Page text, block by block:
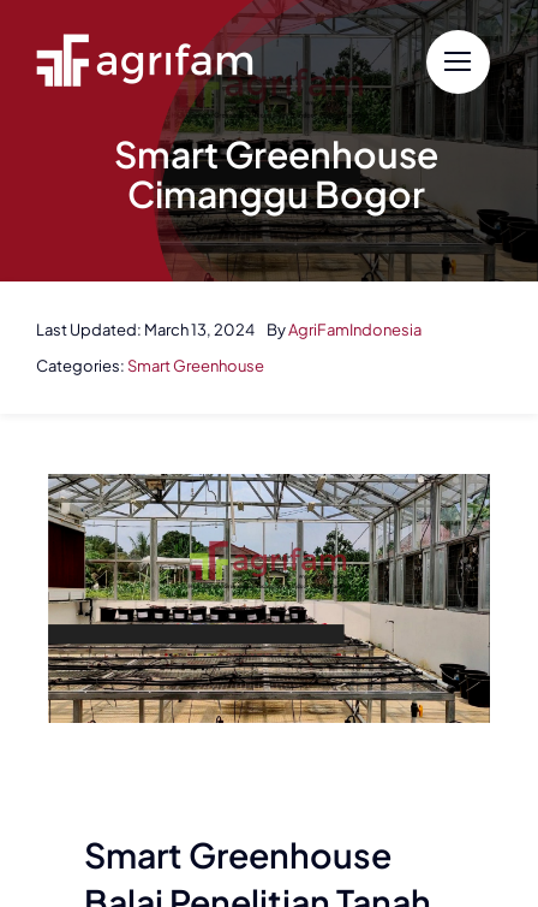
content
Smart Greenhouse
Cimanggu Bogor
Last Updated: March 13, 2024 ByAgriFamIndonesia
Categories: Smart Greenhouse
Smart Greenhouse